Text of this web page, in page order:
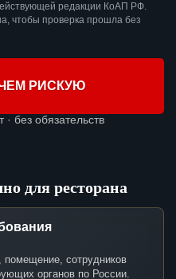
редакции КоАП РФ.
чтобы проверка прошла без
РИСКУЮ
без обязательств
для ресторана
помещение, сотрудников
органов по России.